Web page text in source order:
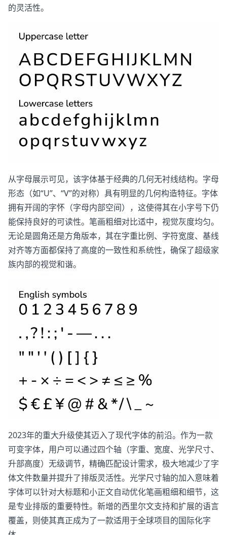
的灵活性。
从字母展示可见，该字体基于经典的几何无衬线结构。字母
形态（如“U”、“V”的对称）具有明显的几何构造特征。字体
拥有开阔的字怀（字母内部空间），这使得其在小字号下仍
能保持良好的可读性。笔画粗细对比适中，视觉灰度均匀。
无论是圆角还是方角版本，其在字重比例、字符宽度、基线
对齐等方面都保持了高度的一致性和系统性，确保了超级家
族内部的视觉和谐。
2023年的重大升级使其迈入了现代字体的前沿。作为一款
可变字体，用户可以通过四个轴（字重、宽度、光学尺寸、
升部高度）无级调节，精确匹配设计需求，极大地减少了字
体文件数量并提升了排版灵活性。光学尺寸轴的加入意味着
字体可以针对大标题和小正文自动优化笔画粗细和细节，这
是专业排版的重要特性。新增的西里尔文支持和扩展的语言
覆盖，则使其真正成为了一款适用于全球项目的国际化字